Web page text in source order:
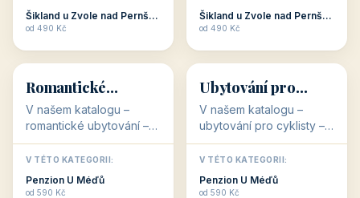
Šikland u Zvole nad Pernštejnem
od 490 Kč
Šikland u Zvole nad Pernštejnem
od 490 Kč
💕
💕
Romantické
ubytování
V našem katalogu –
romantické ubytování –
jsou pro Vás připraveny
objekty, které svojí
stavbou, polohou anebo
zaměřením nabízí
V TÉTO KATEGORII:
Penzion U Méďů
od 590 Kč
🚴
🚴
32 objektů
Ubytování pro
cyklisty
V našem katalogu –
ubytování pro cyklisty –
jsou pro Vás připraveny
objekty, které jsou na
milovníky cykloturistiky
připraveny. Většinou mají
V TÉTO KATEGORII:
Penzion U Méďů
od 590 Kč